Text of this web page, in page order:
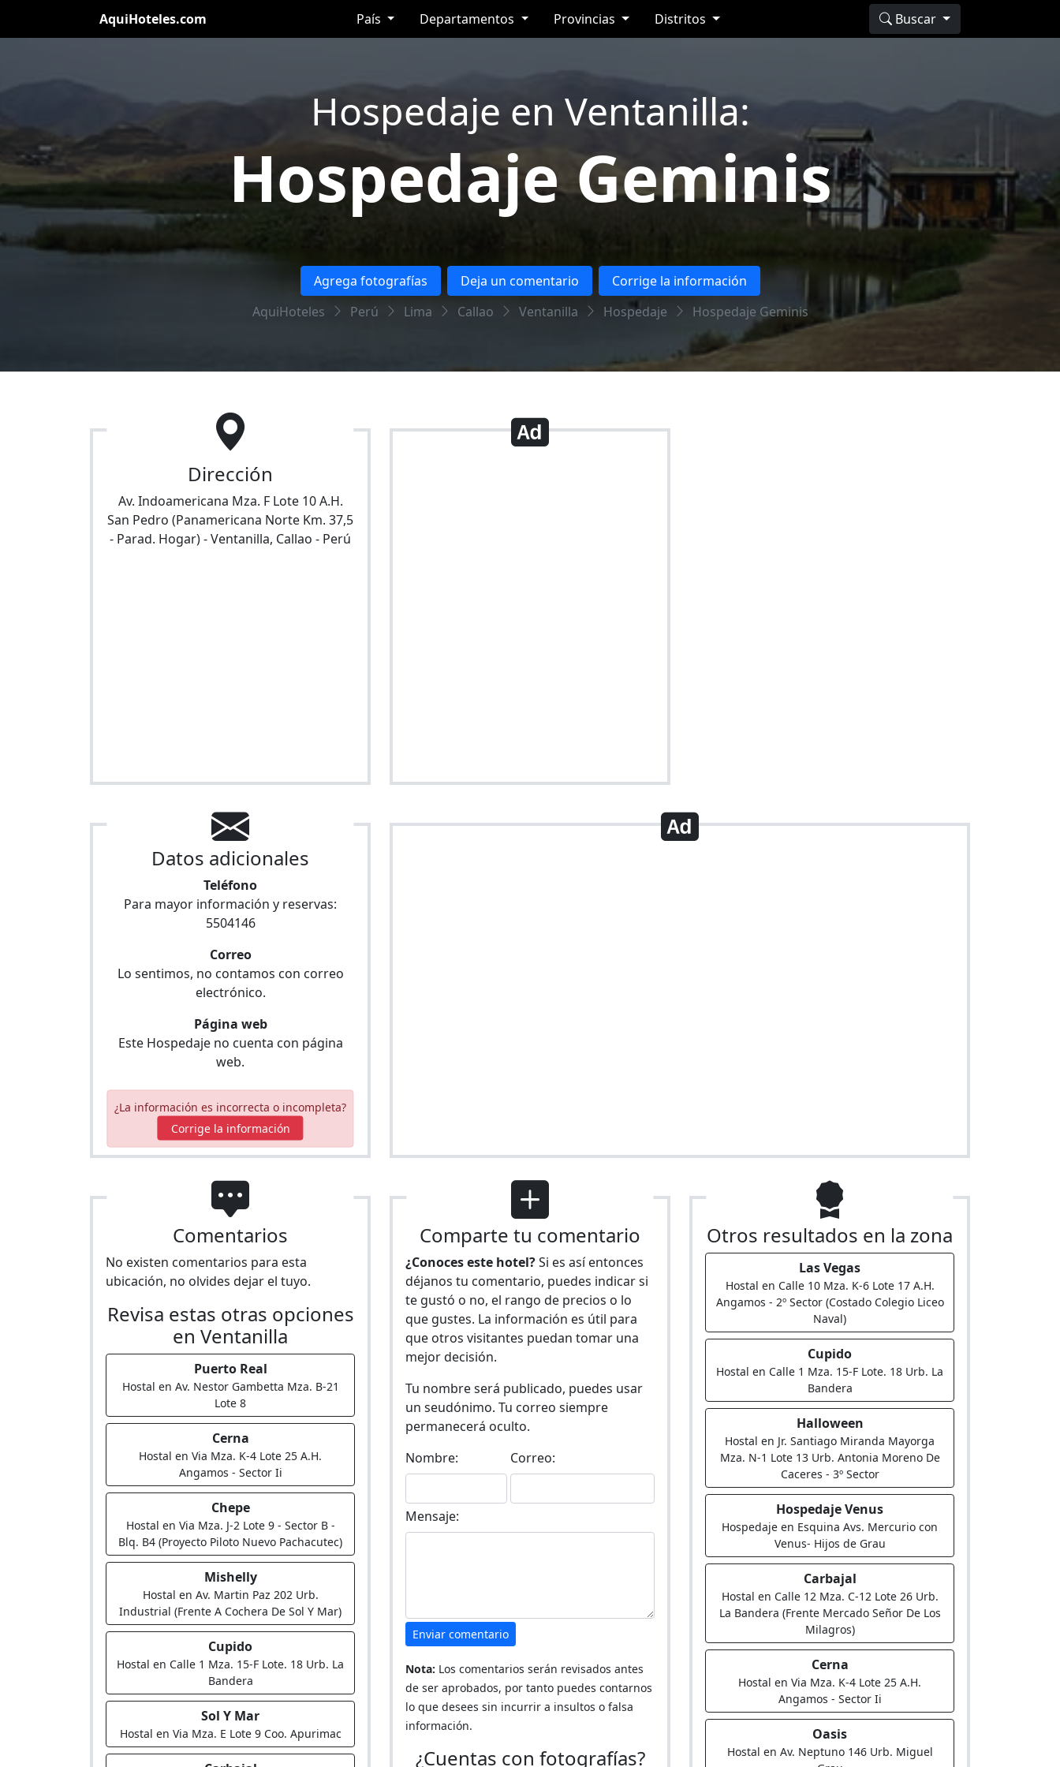
AquiHoteles.com País Departamentos Provincias Distritos Buscar
Hospedaje en Ventanilla:
Hospedaje Geminis
Agrega fotografías Deja un comentario
Corrige la información
AquiHoteles
Perú Lima Callao Ventanilla Hospedaje Hospedaje Geminis
Dirección
Av. Indoamericana Mza. F Lote 10 A.H.
San Pedro (Panamericana Norte Km. 37,5
- Parad. Hogar)-Ventanilla, Callao - Perú
Datos adicionales
Teléfono
Para mayor información y reservas:
5504146
Correo
Lo sentimos, no contamos con correo
electrónico.
Página web
Este Hospedaje no cuenta con página
web.
¿La información es incorrecta o incompleta?
Corrige la información
Comentarios
No existen comentarios para esta
ubicación, no olvides dejar el tuyo.
Revisa estas otras opciones
en Ventanilla
Puerto Real
Hostal en Av. Nestor Gambetta Mza. B-21
Lote 8
Cerna
Hostal en Via Mza. K-4 Lote 25 A.H.
Angamos - Sector Ii
Chepe
Hostal en Via Mza. J-2 Lote 9 - Sector B -
Blq. B4 (Proyecto Piloto Nuevo Pachacutec)
Mishelly
Hostal en Av. Martin Paz 202 Urb.
Industrial (Frente A Cochera De Sol Y Mar)
Cupido
Hostal en Calle 1 Mza. 15-F Lote. 18 Urb. La
Bandera
Sol Y Mar
Hostal en Via Mza. E Lote 9 Coo. Apurimac
Comparte tu comentario
¿Conoces este hotel?Si es así entonces
déjanos tu comentario, puedes indicar si
te gustó o no, el rango de precios o lo
que gustes. La información es útil para
que otros visitantes puedan tomar una
mejor decisión.
Tu nombre será publicado, puedes usar
un seudónimo. Tu correo siempre
permanecerá oculto.
Nombre:
Correo:
Mensaje:
Enviar comentario
Nota: Los comentarios serán revisados antes
de ser aprobados, por tanto puedes contarnos
lo que desees sin incurrir a insultos o falsa
información.
¿Cuentas con fotografías?
Otros resultados en la zona
Las Vegas
Hostal en Calle 10 Mza. K-6 Lote 17 A.H.
Angamos - 2º Sector (Costado Colegio Liceo
Naval)
Cupido
Hostal en Calle 1 Mza. 15-F Lote. 18 Urb. La
Bandera
Halloween
Hostal en Jr. Santiago Miranda Mayorga
Mza. N-1 Lote 13 Urb. Antonia Moreno De
Caceres - 3º Sector
Hospedaje Venus
Hospedaje en Esquina Avs. Mercurio con
Venus- Hijos de Grau
Carbajal
Hostal en Calle 12 Mza. C-12 Lote 26 Urb.
La Bandera (Frente Mercado Señor De Los
Milagros)
Cerna
Hostal en Via Mza. K-4 Lote 25 A.H.
Angamos - Sector Ii
Oasis
Hostal en Av. Neptuno 146 Urb. Miguel